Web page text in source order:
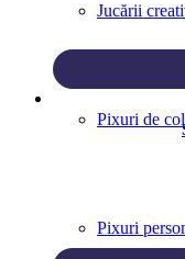
Jucării
Pixuri de
Pixuri